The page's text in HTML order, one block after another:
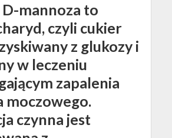
D-mannoza to
czyli cukier
z glukozy i
w leczeniu
zapalenia
moczowego.
czynna jest